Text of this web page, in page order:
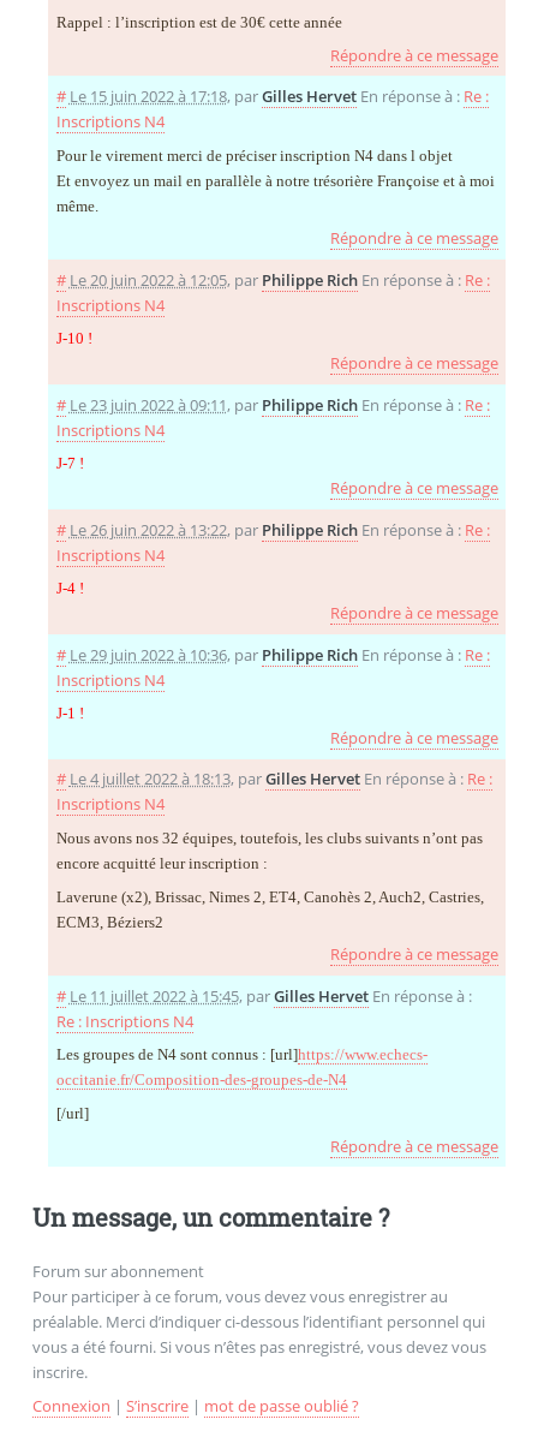
Rappel : l’inscription est de 30€ cette année
Répondre à ce message
# Le 15 juin 2022 à 17:18, parGilles Hervet En réponse à : Re :
Inscriptions N4
Pour le virement merci de préciser inscription N4 dans l objet
Et envoyez un mail en parallèle à notre trésorière Françoise et à moi
même.
Répondre à ce message
# Le 20 juin 2022 à 12:05, par Philippe Rich En réponse à : Re :
Inscriptions N4
J-10 !
Répondre à ce message
# Le 23 juin 2022 à 09:11, par Philippe Rich En réponse à : Re :
Inscriptions N4
J-7 !
Répondre à ce message
# Le 26 juin 2022 à 13:22, par Philippe Rich En réponse à : Re :
Inscriptions N4
J-4 !
Répondre à ce message
# Le 29 juin 2022 à 10:36, par Philippe Rich En réponse à : Re :
Inscriptions N4
J-1 !
Répondre à ce message
# Le 4 juillet 2022 à 18:13, parGilles Hervet En réponse à : Re :
Inscriptions N4
Nous avons nos 32 équipes, toutefois, les clubs suivants n’ont pas
encore acquitté leur inscription :
Laverune (x2), Brissac, Nimes 2, ET4, Canohès 2, Auch2, Castries,
ECM3, Béziers2
Répondre à ce message
# Le 11 juillet 2022 à 15:45, parGilles Hervet En réponse à :
Re : Inscriptions N4
Les groupes de N4 sont connus : [url]https://www.echecs-
occitanie.fr/Composition-des-groupes-de-N4
[/url]
Répondre à ce message
Un message, un commentaire ?
Forum sur abonnement
Pour participer à ce forum, vous devez vous enregistrer au
préalable. Merci d’indiquer ci-dessous l’identifiant personnel qui
vous a été fourni. Si vous n’êtes pas enregistré, vous devez vous
inscrire.
Connexion | S’inscrire| mot de passe oublié ?